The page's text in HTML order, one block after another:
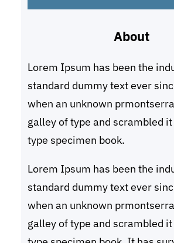
About
Lorem Ipsum has been the
standard dummy text ever
when an unknown
galley of type and scrambled
type specimen book.
Lorem Ipsum has been the
standard dummy text ever
when an unknown
galley of type and scrambled